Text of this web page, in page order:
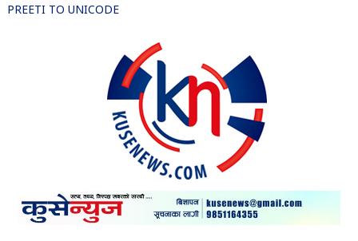
PREETI TO UNICODE